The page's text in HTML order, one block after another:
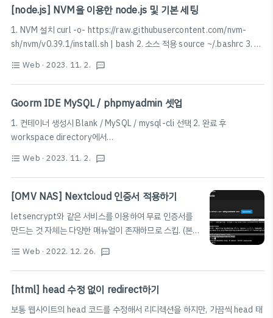
결을 수신하도록 하는 설정이다.개발 용으로 진행하기에
제 프로덕션 환경에서는 사용하는 포트만 열어둘 것을 강
력히 권장한다.IPTABLES 설정Ubuntu의 경우, 가상 머
신 자체가 갖고 있는 방화벽인 iptables에서 포트를 차단
[node.js] NVM을 이용한 node.js 및 기본 세팅
1. NVM 설치 curl -o- https://raw.githubusercontent.com/nvm-
sh/nvm/v0.39.1/install.sh | bash 2. 소스 적용 source ~/.bashrc 3. 노
참고 [Node.js] Node.js 설치 후 `GLIBC_2.28' not found (required by
node) 에러 1. 에러코드 확인 및 원인 (1) 개발환경 - ubuntu-18.04 (2) 에
러발생 원인 - 우분투 18.04 에서 최신 node 버전 (18.0.0이상) 설치 후
/lib/x86_64-li..
format_list_bulleted Web · 2023. 11. 2. textsms
Goorm IDE MySQL / phpmyadmin 셋업
1. 컨테이너 생성시 Blank / MySQL / mysql-cli 선택 2. 완료 후
workspace directory에서
environment/install-phpmyadmin 나와있는 명령어 입력 // PHP 버전
7.2 기준 apt-get update apt-get install -y mysql-server service
mysql start apt-get install -y php7.2-mbstring php7.2-mysqli
phpmyadmin service apache2 restart 3. 아래 명령어 입력해서 관리자
진입 (https://velog.io/@seungsang00/Ubuntu-%E..
format_list_bulleted Web · 2023. 11. 2. textsms
[OMV NAS] Nextcloud 인증서 적용하기
letsencrypt와 같은 서비스를 이용하여 무료 인증서를
만드는 것 자체는 다양한 매뉴얼이 존재하므로 스킵. (본
였습니다.) 간단하게 설명하면, 아래 명령어를 치고, 시키
는 대로 사이트 주소와 이메일 등을 입력하고, DNS 제공
자에서 챌린지 TXT를 업데이트해 주면 된다. (DNS 접근
-v --preferred-challenges dns macOS 기준,
format_list_bulleted Web · 2022. 12. 26. textsms
[html] head 수정 없이 redirect하기
보통 웹사이트의 head 코드를 수정해서 리디렉션을 하지만, 가끔씩 head 태